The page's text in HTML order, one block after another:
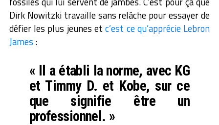
Dirk Nowitzki travaille sans relâche pour essayer de
défier les plus jeunes etc’est ce qu’apprécie Lebron
James :
« Il a établi la norme, avec KG
et Timmy D. et Kobe, sur ce
que signifie être un
professionnel. »